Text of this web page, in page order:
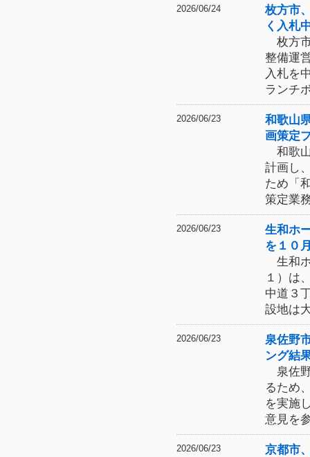
2026/06/24
枚方市
く入札
枚方
整備運
入札を
ランチ
2026/06/23
和歌山
画策定
和歌
計画し
ため「
策定業
2026/06/23
生和ホ
を１０
生和
１）は
中道３
設地は
2026/06/23
泉佐野
ング結
泉佐
るため
を実施
意見を
2026/06/23
京都市